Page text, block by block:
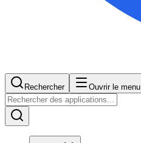
Rechercher Ouvrir le menu